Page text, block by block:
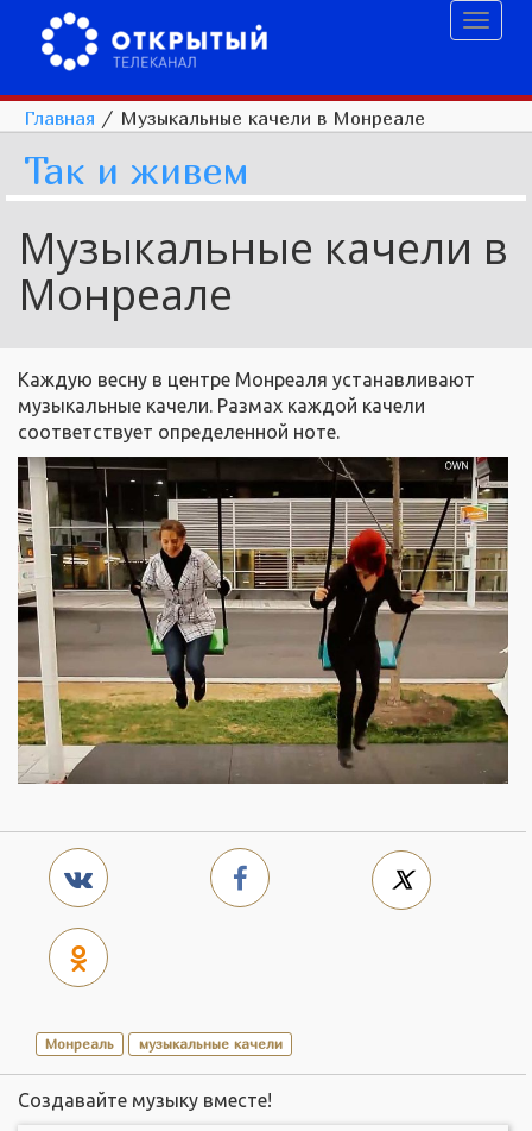
Главная / Музыкальные качели в Монреале
Так и живем
Музыкальные качели в
Монреале
Каждую весну в центре Монреаля устанавливают
музыкальные качели. Размах каждой качели
соответствует определенной ноте.
Монреаль музыкальные качели
Создавайте музыку вместе!